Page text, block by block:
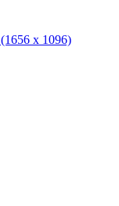
(1656 x 1096)